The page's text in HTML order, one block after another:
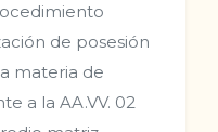
de posesión
materia de
a la AA.VV. 02